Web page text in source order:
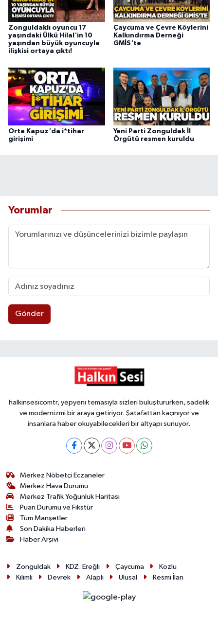
Zonguldaklı oyuncu 17
yaşındaki Ülkü Hilal'in 10
yaşından büyük oyuncuyla
ilişkisi ortaya çıktı!
Çaycuma ve Çevre Köylerini
Kalkındırma Derneği
GMİS'te
Orta Kapuz'da i*tihar
girişimi
Yeni Parti Zonguldak İl
Örgütü resmen kuruldu
Yorumlar
Gönder
halkinsesicomtr, yepyeni temasıyla sizleri buluştururken, sadelik
ve modernizmi bir araya getiriyor. Şatafattan kaçınıyor ve
insanlara haber okuyabilecekleri bir altyapı sunuyor.
Merkez Nöbetçi Eczaneler
Merkez Hava Durumu
Merkez Trafik Yoğunluk Haritası
Puan Durumu ve Fikstür
Tüm Manşetler
Son Dakika Haberleri
Haber Arşivi
Zonguldak KDZ. Ereğli Çaycuma
Kozlu
Kilimli
Devrek Alaplı Ulusal Resmi İlan